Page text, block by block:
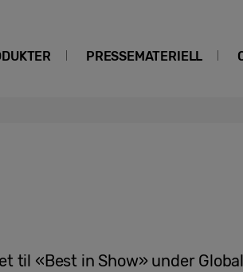
PRESSEMATERIELL
til «Best in Show» under Global